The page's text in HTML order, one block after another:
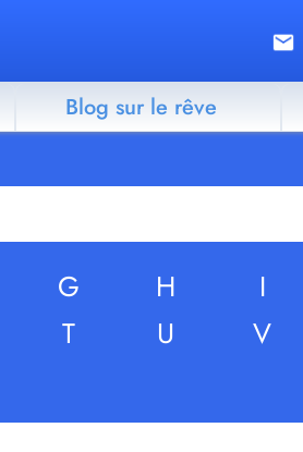
Blog sur le rêve
G H I
T U V